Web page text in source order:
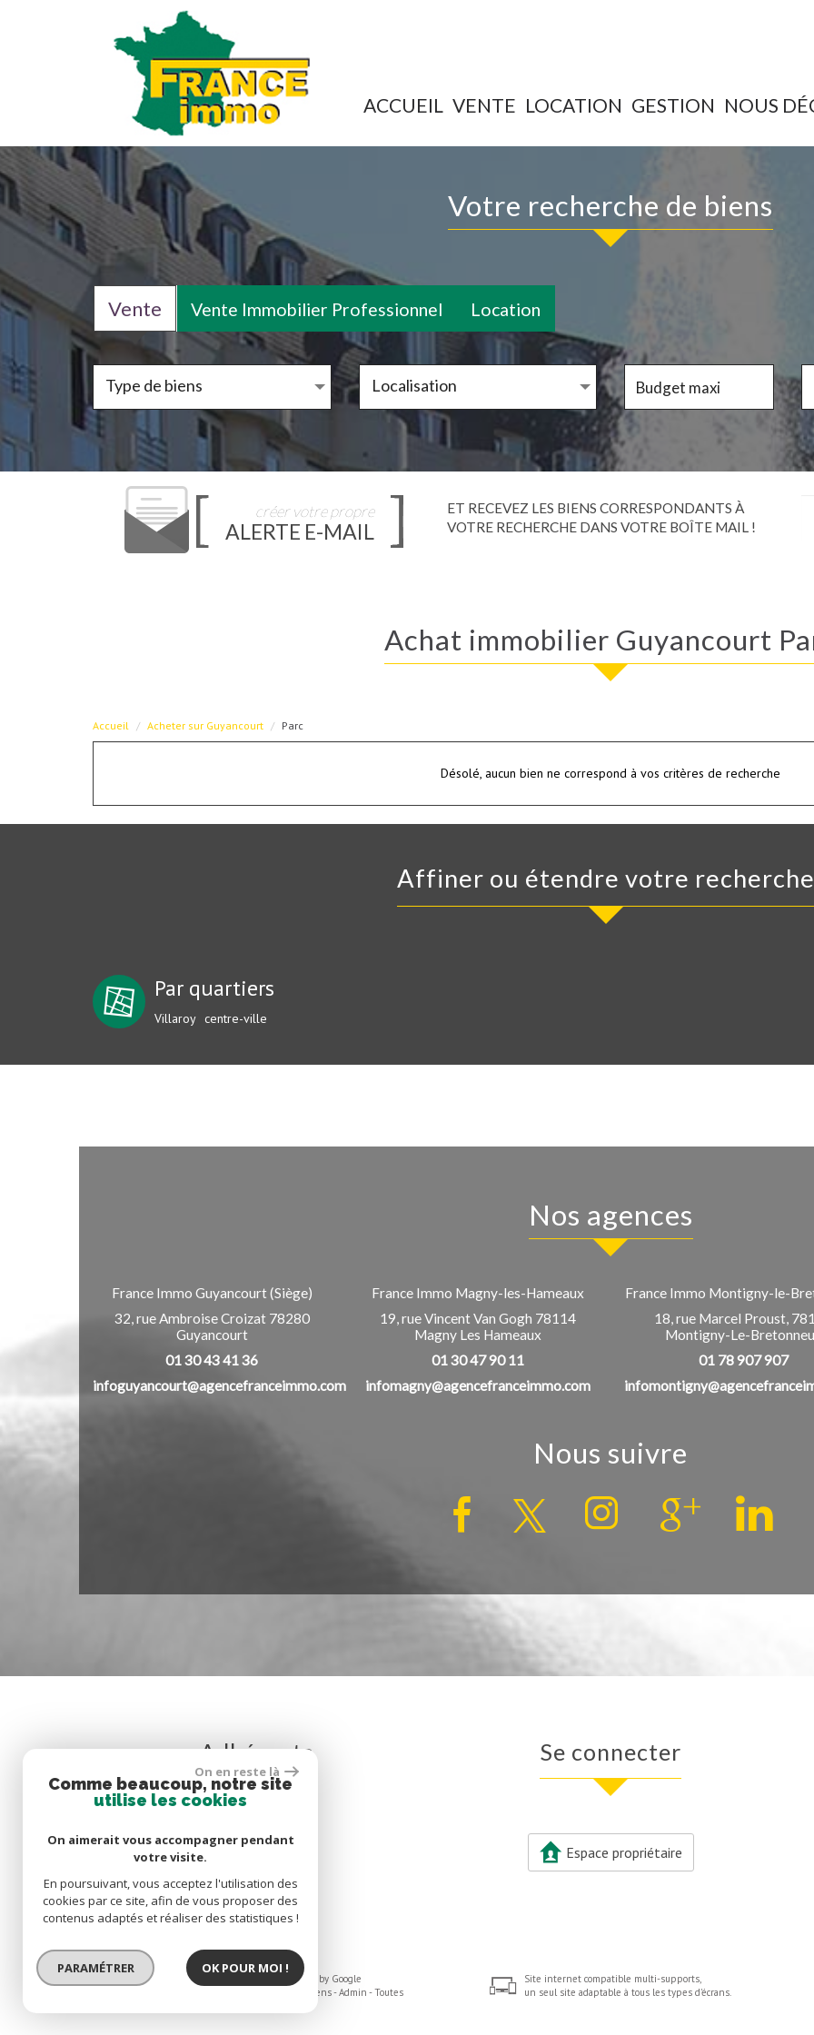
ACCUEIL VENTE LOCATION GESTION NOUS
Votre recherche de biens
Vente Vente Immobilier Professionnel Location
Type de biens Localisation
créer votre propre
ALERTE E-MAIL
ET RECEVEZ LES BIENS CORRESPONDANTS À
VOTRE RECHERCHE DANS VOTRE BOÎTE MAIL !
Achat immobilier Guyancourt
Accueil Acheter sur Guyancourt Parc
Désolé, aucun bien ne correspond à vos critères de recherche
Affiner ou étendre votre recherche
Par quartiers
Villaroy centre-ville
Nos agences
France Immo Guyancourt (Siège)
32, rue Ambroise Croizat 78280
Guyancourt
01 30 43 41 36
infoguyancourt@agencefranceimmo.com
France Immo Magny-les-Hameaux
19, rue Vincent Van Gogh 78114
Magny Les Hameaux
01 30 47 90 11
infomagny@agencefranceimmo.com
France Immo Montigny-le-
18, rue Marcel Proust,
Montigny-Le-
01 78 907 907
Nous suivre
Adhérents Se connecter
Espace propriétaire
© 2026 | Tous droits réservés | Traduction powered by Google
Liens-Admin -Toutes
Site internet compatible multi-supports,
un seul site adaptable à tous les types d'écrans.
On en reste là
Comme beaucoup, notre site
utilise les cookies
On aimerait vous accompagner pendant
votre visite.
En poursuivant, vous acceptez l'utilisation des
cookies par ce site, afin de vous proposer des
contenus adaptés et réaliser des statistiques !
PARAMÉTRER OK POUR MOI !